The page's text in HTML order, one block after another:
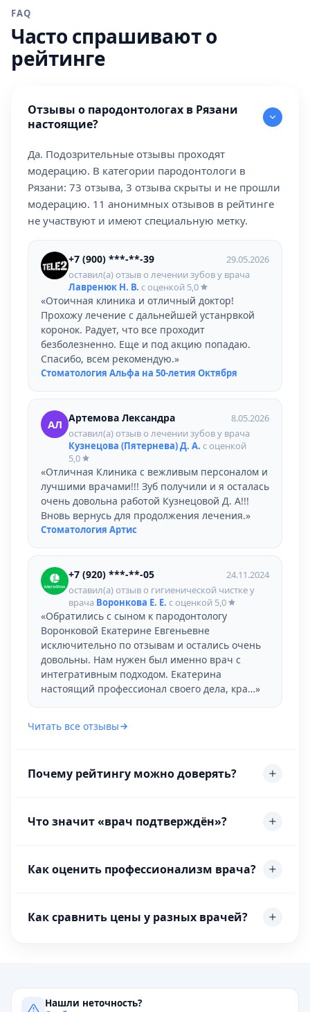
FAQ
Часто спрашивают о
рейтинге
Отзывы о пародонтологах в Рязани
настоящие?
Да. Подозрительные отзывы проходят
модерацию. В категории пародонтологи в
Рязани: 73 отзыва, 3 отзыва скрыты и не прошли
модерацию. 11 анонимных отзывов в рейтинге
не участвуют и имеют специальную метку.
+7 (900) ***-**-39
29.05.2026
оставил(а) отзыв о лечении зубов у врача
Лавренюк Н. В. с оценкой 5,0
«Отоичная клиника и отличный доктор!
Прохожу лечение с дальнейшей устанрвкой
коронок. Радует, что все проходит
безболезненно. Еще и под акцию попадаю.
Спасибо, всем рекомендую.»
Стоматология Альфа на 50-летия Октября
АЛ Артемова Лександра
8.05.2026
оставил(а) отзыв о лечении зубов у врача
Кузнецова (Пятернева) Д. А. с оценкой
5,0
«Отличная Клиника с вежливым персоналом и
лучшими врачами!!! Зуб получили и я осталась
очень довольна работой Кузнецовой Д. А!!!
Вновь вернусь для продолжения лечения.»
Стоматология Артис
+7 (920) ***-**-05
24.11.2024
оставил(а) отзыв о гигиенической чистке у
врача Воронкова Е. Е. с оценкой 5,0
«Обратились с сыном к пародонтологу
Воронковой Екатерине Евгеньевне
исключительно по отзывам и остались очень
довольны. Нам нужен был именно врач с
интегративным подходом. Екатерина
настоящий профессионал своего дела, кра…»
Читать все отзывы
Почему рейтингу можно доверять?
Что значит «врач подтверждён»?
Как оценить профессионализм врача?
Как сравнить цены у разных врачей?
Нашли неточность?